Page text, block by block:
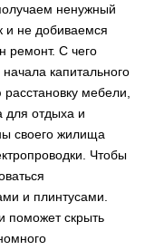
ненужный
и не добиваемся
ремонт. С чего
капитального
мебели,
для отдыха и
своего жилища
Чтобы
и плинтусами.
поможет скрыть